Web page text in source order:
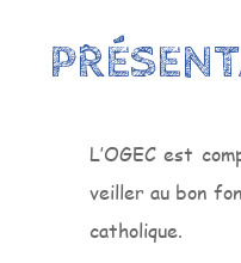
L’OGEC est
veiller au bon
catholique.